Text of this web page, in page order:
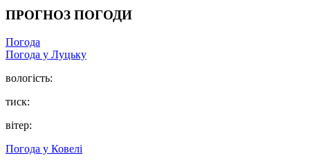
ПРОГНОЗ ПОГОДИ
Погода
Погода у Луцьку
вологість:
тиск:
вітер:
Погода у Ковелі